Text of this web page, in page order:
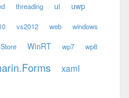
threading ui uwp
vs2012 web windows
WinRT wp7 wp8
xaml